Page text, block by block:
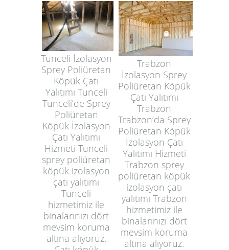
Tunceli İzolasyon
Sprey Poliüretan
Köpük Çatı
Yalıtımı Tunceli
Tunceli’de Sprey
Poliüretan
Köpük İzolasyon
Çatı Yalıtımı
Hizmeti Tunceli
sprey poliüretan
köpük izolasyon
çatı yalıtımı
Tunceli
hizmetimiz ile
binalarınızı dört
mevsim koruma
altına alıyoruz.
Trabzon
İzolasyon Sprey
Poliüretan Köpük
Çatı Yalıtımı
Trabzon
Trabzon’da Sprey
Poliüretan Köpük
İzolasyon Çatı
Yalıtımı Hizmeti
Trabzon sprey
poliüretan köpük
izolasyon çatı
yalıtımı Trabzon
hizmetimiz ile
binalarınızı dört
mevsim koruma
altına alıyoruz.